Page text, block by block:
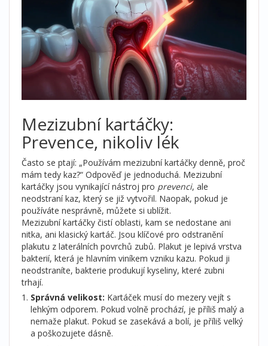
Mezizubní kartáčky:
Prevence, nikoliv lék
Často se ptají: „Používám mezizubní kartáčky denně, proč
mám tedy kaz?“ Odpověď je jednoduchá. Mezizubní
kartáčky jsou vynikající nástroj pro prevenci, ale
neodstraní kaz, který se již vytvořil. Naopak, pokud je
používáte nesprávně, můžete si ublížit.
Mezizubní kartáčky čistí oblasti, kam se nedostane ani
nitka, ani klasický kartáč. Jsou klíčové pro odstranění
plakutu z laterálních povrchů zubů. Plakut je lepivá vrstva
bakterií, která je hlavním viníkem vzniku kazu. Pokud ji
neodstraníte, bakterie produkují kyseliny, které zubni
trhají.
Správná velikost: Kartáček musí do mezery vejít s
lehkým odporem. Pokud volně prochází, je příliš malý a
nemaže plakut. Pokud se zasekává a bolí, je příliš velký
a poškozujete dásně.